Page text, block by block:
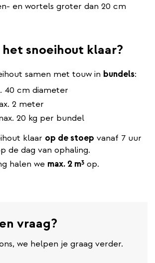
en wortels groter dan 20 cm
snoeihout klaar?
samen met touw in bundels:
40 cm diameter
2 meter
20 kg per bundel
klaar op de stoep vanaf 7 uur
de dag van ophaling.
halen we max. 2 m³ op.
vraag?
we helpen je graag verder.